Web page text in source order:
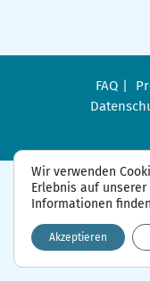
FAQ
Wir verwenden
Erlebnis auf
Informationen
Akzeptieren